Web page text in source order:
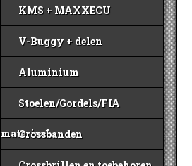
KMS + MAXXECU
V-Buggy + delen
Aluminium
Stoelen/Gordels/FIA
materiaal
Crossbanden